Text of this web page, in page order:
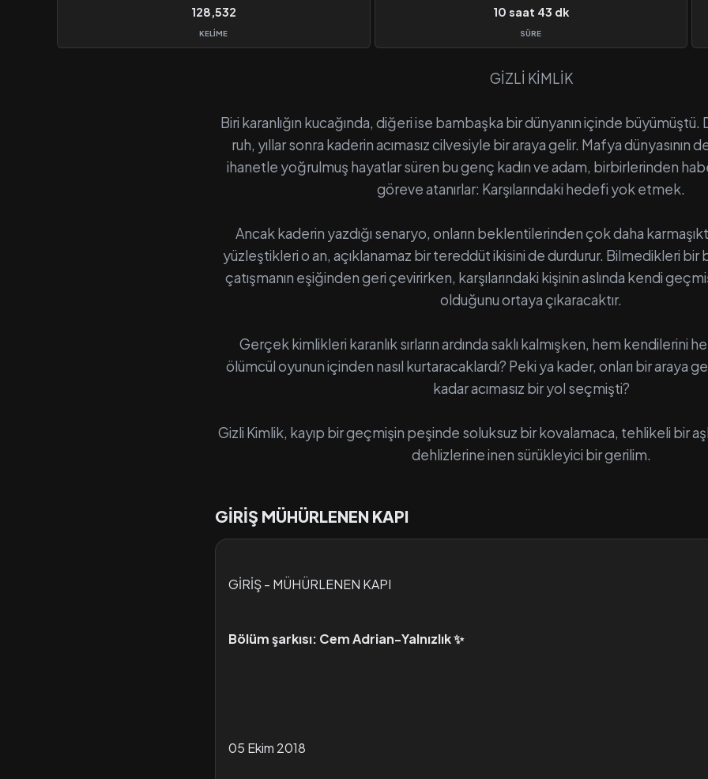
128,532
KELIME
10 saat 43 dk
SÜRE
GİZLİ KİMLİK
Biri karanlığın kucağında, diğeri ise bambaşka bir dünyanın içinde büyümüştü.
ruh, yıllar sonra kaderin acımasız cilvesiyle bir araya gelir. Mafya dünyasının
ihanetle yoğrulmuş hayatlar süren bu genç kadın ve adam, birbirlerinden
göreve atanırlar: Karşılarındaki hedefi yok etmek.
Ancak kaderin yazdığı senaryo, onların beklentilerinden çok daha
yüzleştikleri o an, açıklanamaz bir tereddüt ikisini de durdurur. Bilmedikleri bir
çatışmanın eşiğinden geri çevirirken, karşılarındaki kişinin aslında kendi
olduğunu ortaya çıkaracaktır.
Gerçek kimlikleri karanlık sırların ardında saklı kalmışken, hem kendilerini
ölümcül oyunun içinden nasıl kurtaracaklardı? Peki ya kader, onları bir araya
kadar acımasız bir yol seçmişti?
Gizli Kimlik, kayıp bir geçmişin peşinde soluksuz bir kovalamaca, tehlikeli bir aşk
dehlizlerine inen sürükleyici bir gerilim.
GİRİŞ MÜHÜRLENEN KAPI
GİRİŞ - MÜHÜRLENEN KAPI
Bölüm şarkısı: Cem Adrian-Yalnızlık ✨
05 Ekim 2018